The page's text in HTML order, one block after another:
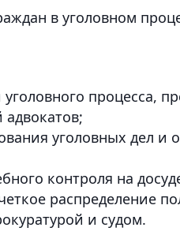
в уголовном
процесса,
уголовных дел и
контроля на
распределение
и судом.